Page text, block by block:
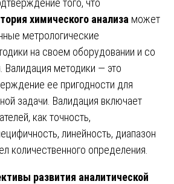
химического анализа может
метрологические
на своем оборудовании и со
Валидация методики — это
ее пригодности для
задачи. Валидация включает
как точность,
линейность, диапазон
количественного определения.
развития аналитической